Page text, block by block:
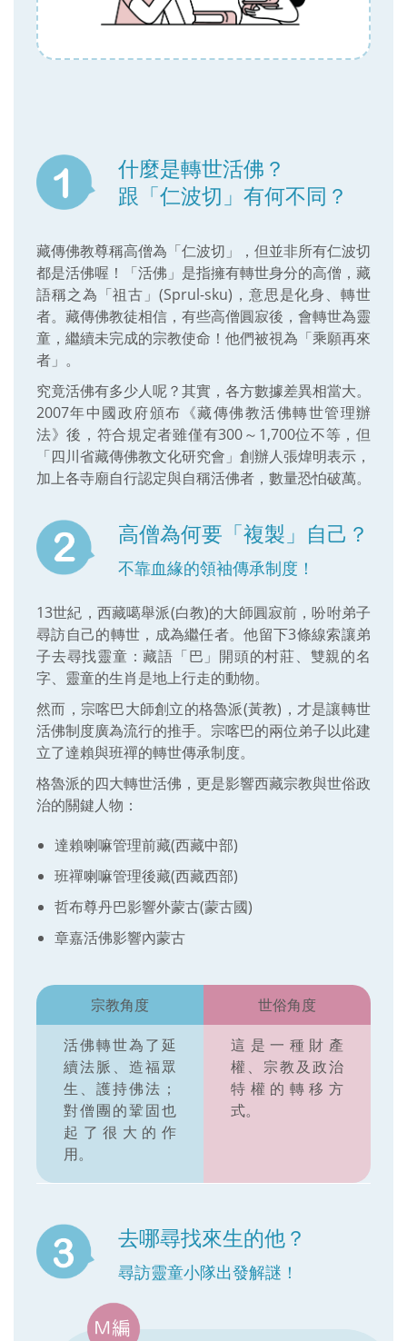
什麼是轉世活佛？
跟「仁波切」有何不同？
藏傳佛教尊稱高僧為「仁波切」，但並非所有仁波切
都是活佛喔！「活佛」是指擁有轉世身分的高僧，藏
語稱之為「祖古」(Sprul-sku)，意思是化身、轉世
者。藏傳佛教徒相信，有些高僧圓寂後，會轉世為靈
童，繼續未完成的宗教使命！他們被視為「乘願再來
者」。
究竟活佛有多少人呢？其實，各方數據差異相當大。
2007年中國政府頒布《藏傳佛教活佛轉世管理辦
法》後，符合規定者雖僅有300～1,700位不等，但
「四川省藏傳佛教文化研究會」創辦人張煒明表示，
加上各寺廟自行認定與自稱活佛者，數量恐怕破萬。
高僧為何要「複製」自己？
不靠血緣的領袖傳承制度！
13世紀，西藏噶舉派(白教)的大師圓寂前，吩咐弟子
尋訪自己的轉世，成為繼任者。他留下3條線索讓弟
子去尋找靈童：藏語「巴」開頭的村莊、雙親的名
字、靈童的生肖是地上行走的動物。
然而，宗喀巴大師創立的格魯派(黃教)，才是讓轉世
活佛制度廣為流行的推手。宗喀巴的兩位弟子以此建
立了達賴與班禪的轉世傳承制度。
格魯派的四大轉世活佛，更是影響西藏宗教與世俗政
治的關鍵人物：
達賴喇嘛管理前藏(西藏中部)
班禪喇嘛管理後藏(西藏西部)
哲布尊丹巴影響外蒙古(蒙古國)
章嘉活佛影響內蒙古
宗教角度
世俗角度
活佛轉世為了延
續法脈、造福眾
生、護持佛法；
對僧團的鞏固也
起了很大的作
用。
這是一種財產
權、宗教及政治
特權的轉移方
式。
去哪尋找來生的他？
尋訪靈童小隊出發解謎！